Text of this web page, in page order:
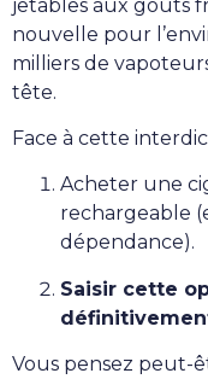
jetables aux goûts
nouvelle pour
milliers de
tête.
Face à cette
Acheter une
rechargeable
dépendance).
Saisir cette
Vous pensez peut-